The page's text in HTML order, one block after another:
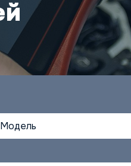
Модель